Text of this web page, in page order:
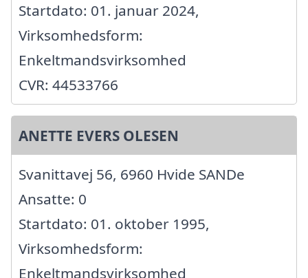
Startdato: 01. januar 2024,
Virksomhedsform:
Enkeltmandsvirksomhed
CVR: 44533766
ANETTE EVERS OLESEN
Svanittavej 56, 6960 Hvide SANDe
Ansatte: 0
Startdato: 01. oktober 1995,
Virksomhedsform:
Enkeltmandsvirksomhed